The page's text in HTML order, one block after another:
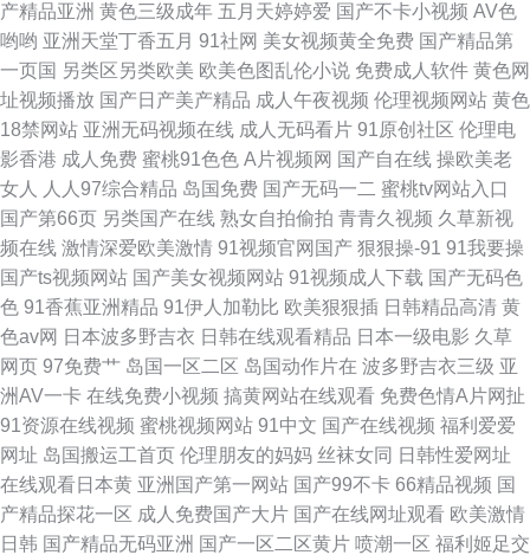
国内在线视频 91黄色视频在线观看 亚洲黄色小说网站 日韩综合 国产就去干
妹妹视频 91原创大神 91vv免费视频 影音先锋四虎影院 日韩四虎精品在线视
频 国产主播福利av 91cn路com 黑丝国产在线观看
产精品亚洲 黄色三级成年 五月天婷婷爱 国产不卡小视频 AV色
哟哟 亚洲天堂丁香五月 91社网 美女视频黄全免费 国产精品第
一页国 另类区另类欧美 欧美色图乱伦小说 免费成人软件 黄色网
址视频播放 国产日产美产精品 成人午夜视频 伦理视频网站 黄色
18禁网站 亚洲无码视频在线 成人无码看片 91原创社区 伦理电
影香港 成人免费 蜜桃91色色 A片视频网 国产自在线 操欧美老
女人
人人97综合精品 岛国免费 国产无码一二 蜜桃tv网站入口
国产第66页 另类国产在线 熟女自拍偷拍 青青久视频 久草新视
频在线 激情深爱欧美激情 91视频官网国产 狠狠操-91 91我要操
国产ts视频网站 国产美女视频网站 91视频成人下载 国产无码色
色 91香蕉亚洲精品 91伊人加勒比 欧美狠狠插 日韩精品高清 黄
色av网 日本波多野吉衣 日韩在线观看精品 日本一级电影 久草
网页 97免费艹 岛国一区二区 岛国动作片在 波多野吉衣三级 亚
洲AV一卡 在线免费小视频 搞黄网站在线观看 免费色情A片网扯
91资源在线视频 蜜桃视频网站 91中文 国产在线视频 福利爱爱
网址 岛国搬运工首页 伦理朋友的妈妈 丝袜女同 日韩性爱网址
在线观看日本黄 亚洲国产第一网站 国产99不卡 66精品视频 国
产精品探花一区 成人免费国产大片 国产在线网址观看 欧美激情
日韩 国产精品无码亚洲 国产一区二区黄片 喷潮一区 福利姬足交